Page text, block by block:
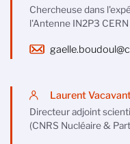
Chercheuse dans
l'Antenne IN2P3
Laurent
Directeur adjoint
(CNRS Nucléaire &